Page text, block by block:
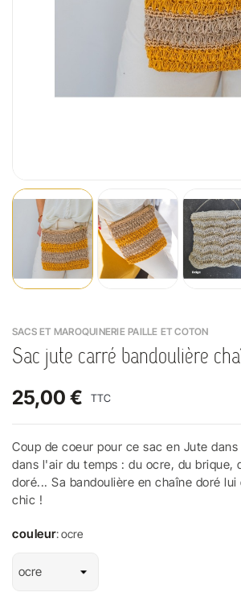
SACS ET MAROQUINERIE PAILLE ET COTON
Sac jute carré bandoulière
25,00 € TTC
Coup de coeur pour ce sac en Jute
dans l'air du temps : du ocre, du brique,
doré... Sa bandoulière en chaîne doré
chic !
couleur: ocre